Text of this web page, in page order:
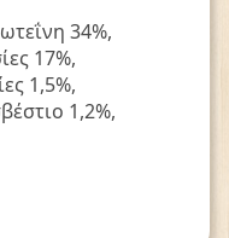
34%,
17%,
1,5%,
1,2%,